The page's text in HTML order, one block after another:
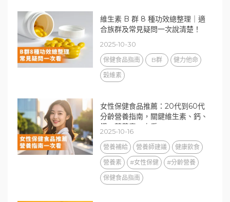
維生素 B 群 8 種功效總整理｜適
合族群及常見疑問一次說清楚！
2025-10-30
保健食品指南 B群
健力他命
穀維素
女性保健食品推薦：20代到60代
分齡營養指南，關鍵維生素、鈣、
鐵、葉黃素一次看
2025-10-16
營養補給 營養師建議
健康飲食
營養素
#女性保健
#分齡營養
保健食品指南